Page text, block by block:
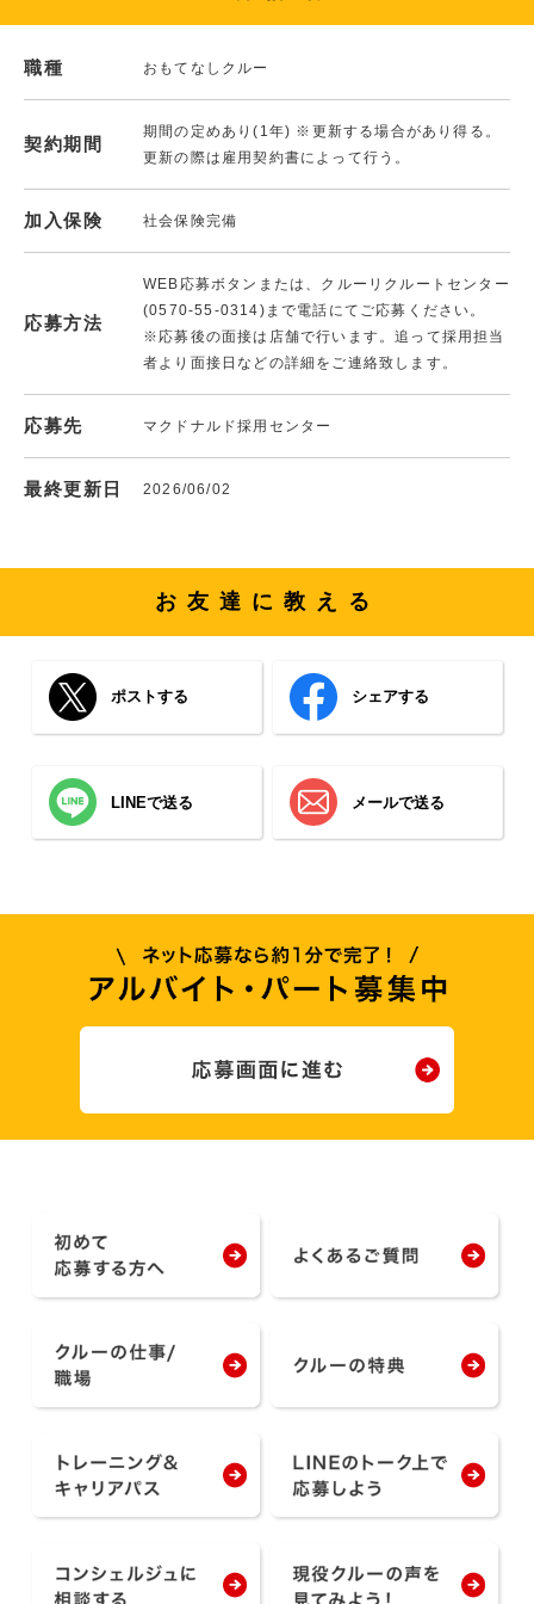
職種 おもてなしクルー
契約期間
期間の定めあり(1年) ※更新する場合があり得る。
更新の際は雇用契約書によって行う。
加入保険 社会保険完備
応募方法
WEB応募ボタンまたは、クルーリクルートセンター
(0570-55-0314)まで電話にてご応募ください。
※応募後の面接は店舗で行います。追って採用担当
者より面接日などの詳細をご連絡致します。
応募先 マクドナルド採用センター
最終更新日 2026/06/02
お友達に教える
ポストする シェアする
LINEで送る メールで送る